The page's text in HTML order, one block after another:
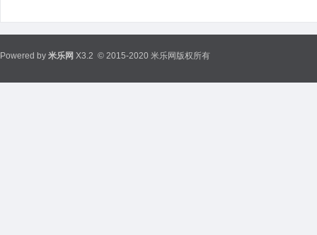
Powered by 米乐网 X3.2 © 2015-2020 米乐网版权所有